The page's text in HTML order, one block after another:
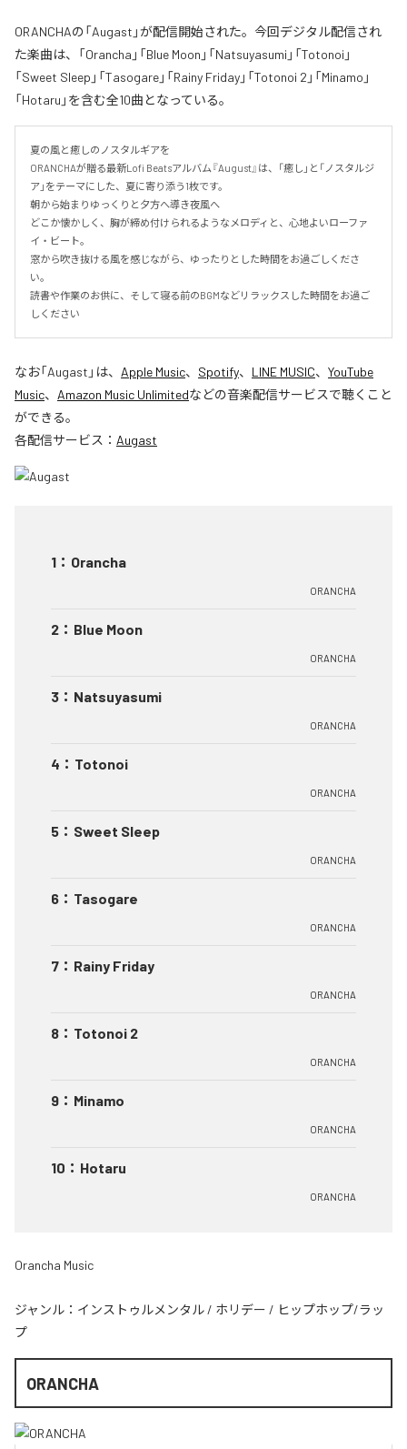
ORANCHAの「Augast」が配信開始された。今回デジタル配信され
た楽曲は、「Orancha」「Blue Moon」「Natsuyasumi」「Totonoi」
「Sweet Sleep」「Tasogare」「Rainy Friday」「Totonoi 2」「Minamo」
「Hotaru」を含む全10曲となっている。
夏の風と癒しのノスタルギアを
ORANCHAが贈る最新Lofi Beatsアルバム『August』は、「癒し」と「ノスタルジ
ア」をテーマにした、夏に寄り添う1枚です。
朝から始まりゆっくりと夕方へ導き夜風へ
どこか懐かしく、胸が締め付けられるようなメロディと、心地よいローファ
イ・ビート。
窓から吹き抜ける風を感じながら、ゆったりとした時間をお過ごしくださ
い。
読書や作業のお供に、そして寝る前のBGMなどリラックスした時間をお過ご
しください
なお「Augast 」は、 Apple Music、 Spotify、 LINE MUSIC、 YouTube
Music、 Amazon Music Unlimitedなどの音楽配信サービスで聴くこと
ができる。
各配信サービス： Augast
1 ： Orancha
ORANCHA
2 ： Blue Moon
ORANCHA
3 ： Natsuyasumi
ORANCHA
4 ： Totonoi
ORANCHA
5 ： Sweet Sleep
ORANCHA
6 ： Tasogare
ORANCHA
7 ： Rainy Friday
ORANCHA
8 ： Totonoi 2
ORANCHA
9 ： Minamo
ORANCHA
10 ： Hotaru
ORANCHA
Orancha Music
ジャンル： インストゥルメンタル / ホリデー / ヒップホップ/ラッ
プ
ORANCHA